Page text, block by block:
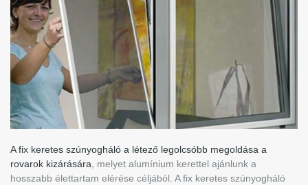
A fix keretes szúnyogháló a létező legolcsóbb megoldása a
rovarok kizárására, melyet alumínium kerettel ajánlunk a
hosszabb élettartam elérése céljából. A fix keretes szúnyogháló